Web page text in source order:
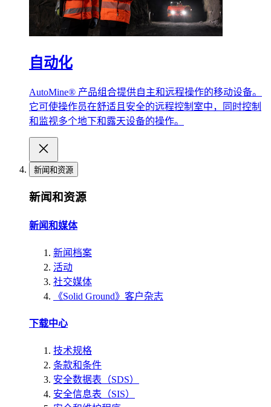
自动化
AutoMine® 产品组合提供自主和远程操作的移动设备。
它可使操作员在舒适且安全的远程控制室中，同时控制
和监视多个地下和露天设备的操作。
新闻和资源
新闻和资源
新闻和媒体
新闻档案
活动
社交媒体
《Solid Ground》客户杂志
下载中心
技术规格
条款和条件
安全数据表（SDS）
安全信息表（SIS）